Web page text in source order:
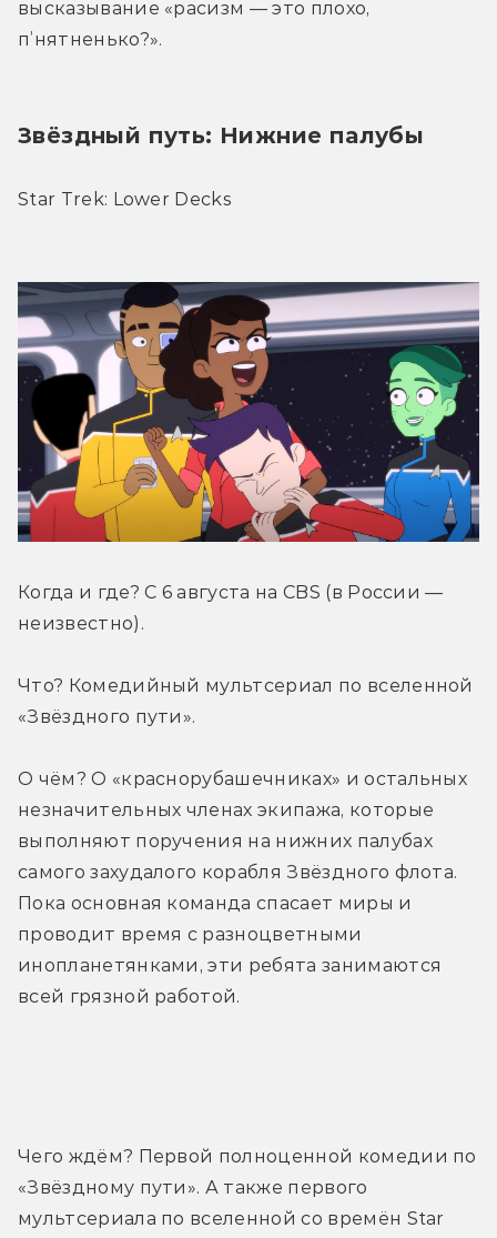
высказывание «расизм — это плохо,
п’нятненько?».
Звёздный путь: Нижние палубы
Star Trek: Lower Decks
Когда и где? С 6 августа на CBS (в России —
неизвестно).
Что? Комедийный мультсериал по вселенной
«Звёздного пути».
О чём? О «краснорубашечниках» и остальных
незначительных членах экипажа, которые
выполняют поручения на нижних палубах
самого захудалого корабля Звёздного флота.
Пока основная команда спасает миры и
проводит время с разноцветными
инопланетянками, эти ребята занимаются
всей грязной работой.
Чего ждём? Первой полноценной комедии по
«Звёздному пути». А также первого
мультсериала по вселенной со времён Star